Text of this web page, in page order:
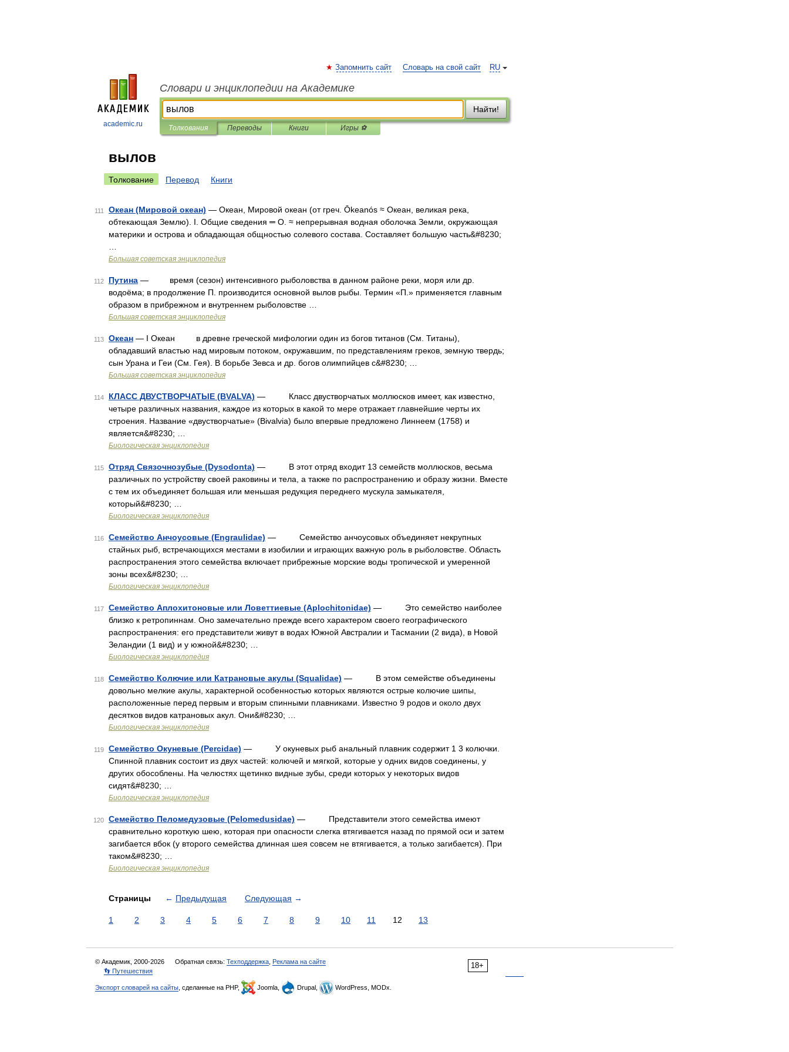
academic.ru
RU
Запомнить сайт Словарь на свой сайт
Словари и энциклопедии на Академике
Найти!
Толкования Переводы Книги Игры ⚽
вылов
Толкование Перевод Книги
111 Океан (Мировой океан) — Океан, Мировой океан (от греч. Ōkeanós ≈ Океан, великая река,
обтекающая Землю). I. Общие сведения ═ О. ≈ непрерывная водная оболочка Земли, окружающая
материки и острова и обладающая общностью солевого состава. Составляет большую часть&#8230;
Большая советская энциклопедия
112 Путина — время (сезон) интенсивного рыболовства в данном районе реки, моря или др.
водоёма; в продолжение П. производится основной вылов рыбы. Термин «П.» применяется главным
образом в прибрежном и внутреннем рыболовстве …
Большая советская энциклопедия
113 Океан — I Океан в древне греческой мифологии один из богов титанов (См. Титаны),
обладавший властью над мировым потоком, окружавшим, по представлениям греков, земную твердь;
сын Урана и Геи (См. Гея). В борьбе Зевса и др. богов олимпийцев с&#8230; …
Большая советская энциклопедия
114 КЛАСС ДВУСТВОРЧАТЫЕ (BVALVA) — Класс двустворчатых моллюсков имеет, как известно,
четыре различных названия, каждое из которых в какой то мере отражает главнейшие черты их
строения. Название «двустворчатые» (Bivalvia) было впервые предложено Линнеем (1758) и
является&#8230; …
Биологическая энциклопедия
115 Отряд Связочнозубые (Dysodonta) — В этот отряд входит 13 семейств моллюсков, весьма
различных по устройству своей раковины и тела, а также по распространению и образу жизни. Вместе
с тем их объединяет большая или меньшая редукция переднего мускула замыкателя,
который&#8230; …
Биологическая энциклопедия
116 Семейство Анчоусовые (Engraulidae) — Семейство анчоусовых объединяет некрупных
стайных рыб, встречающихся местами в изобилии и играющих важную роль в рыболовстве. Область
распространения этого семейства включает прибрежные морские воды тропической и умеренной
зоны всех&#8230; …
Биологическая энциклопедия
117 Семейство Аплохитоновые или Ловеттиевые (Aplochitonidae) — Это семейство наиболее
близко к ретропиннам. Оно замечательно прежде всего характером своего географического
распространения: его представители живут в водах Южной Австралии и Тасмании (2 вида), в Новой
Зеландии (1 вид) и у южной&#8230; …
Биологическая энциклопедия
118 Семейство Колючие или Катрановые акулы (Squalidae) — В этом семействе объединены
довольно мелкие акулы, характерной особенностью которых являются острые колючие шипы,
расположенные перед первым и вторым спинными плавниками. Известно 9 родов и около двух
десятков видов катрановых акул. Они&#8230; …
Биологическая энциклопедия
119 Семейство Окуневые (Percidae) — У окуневых рыб анальный плавник содержит 1 3 колючки.
Спинной плавник состоит из двух частей: колючей и мягкой, которые у одних видов соединены, у
других обособлены. На челюстях щетинко видные зубы, среди которых у некоторых видов
сидят&#8230; …
Биологическая энциклопедия
120 Семейство Пеломедузовые (Pelomedusidae) — Представители этого семейства имеют
сравнительно короткую шею, которая при опасности слегка втягивается назад по прямой оси и затем
загибается вбок (у второго семейства длинная шея совсем не втягивается, а только загибается). При
таком&#8230; …
Биологическая энциклопедия
Страницы ← Предыдущая Следующая →
1 2 3 4 5 6 7 8 9 10 11 12 13
18+
© Академик, 2000-2026 Обратная связь: Техподдержка Реклама на сайте
👣 Путешествия
Экспорт словарей на сайты , сделанные на PHP, Joomla, Drupal, WordPress, MODx.